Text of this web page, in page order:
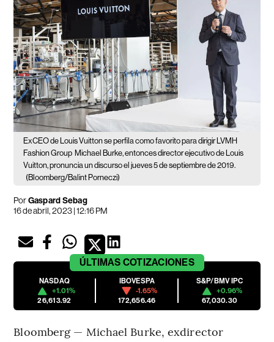
ExCEO de Louis Vuitton se perfila como favorito para dirigir LVMH
Fashion Group Michael Burke, entonces director ejecutivo de Louis
Vuitton, pronuncia un discurso el jueves 5 de septiembre de 2019.
(Bloomberg/Balint Porneczi)
PorGaspard Sebag
16 de abril, 2023 | 12:16 PM
ÚLTIMAS COTIZACIONES
NASDAQ
+1.01%
26,613.92
IBOVESPA
-1.65%
172,656.46
S&P/BMV IPC
+0.96%
67,030.30
Bloomberg — Michael Burke, exdirector